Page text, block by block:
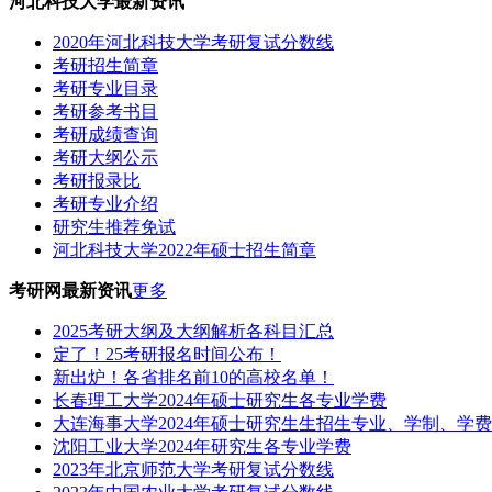
2020年河北科技大学考研复试分数线
考研招生简章
考研专业目录
考研参考书目
考研成绩查询
考研大纲公示
考研报录比
考研专业介绍
研究生推荐免试
河北科技大学2022年硕士招生简章
考研网最新资讯更多
2025考研大纲及大纲解析各科目汇总
定了！25考研报名时间公布！
新出炉！各省排名前10的高校名单！
长春理工大学2024年硕士研究生各专业学费
大连海事大学2024年硕士研究生生招生专业、学制、学
沈阳工业大学2024年研究生各专业学费
2023年北京师范大学考研复试分数线